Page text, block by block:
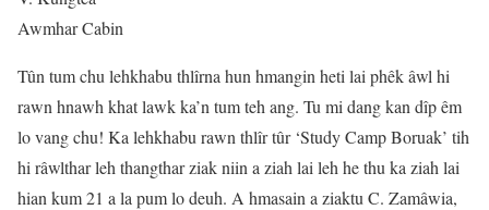
Awmhar Cabin
Tûn tum chu lehkhabu thlîrna hun hmangin heti lai phêk âwl hi
rawn hnawh khat lawk ka’n tum teh ang. Tu mi dang kan dîp êm
lo vang chu! Ka lehkhabu rawn thlîr tûr ‘Study Camp Boruak’ tih
hi râwlthar leh thangthar ziak niin a ziah lai leh he thu ka ziah lai
hian kum 21 a la pum lo deuh. A hmasain a ziaktu C. Zamâwia,